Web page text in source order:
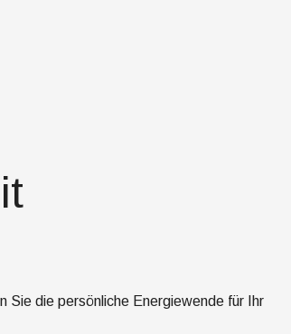
Sie die persönliche Energiewende für Ihr